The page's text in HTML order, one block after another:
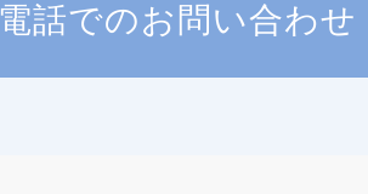
電話でのお問い合わせ